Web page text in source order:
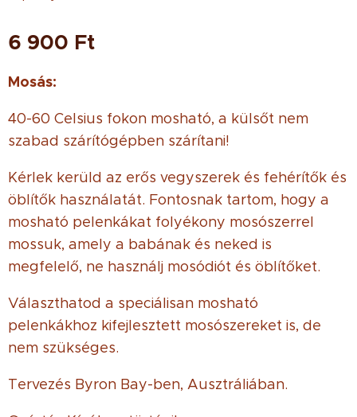
6 900 Ft
Mosás:
40-60 Celsius fokon mosható, a külsőt nem
szabad szárítógépben szárítani!
Kérlek kerüld az erős vegyszerek és fehérítők és
öblítők használatát. Fontosnak tartom, hogy a
mosható pelenkákat folyékony mosószerrel
mossuk, amely a babának és neked is
megfelelő, ne használj mosódiót és öblítőket.
Választhatod a speciálisan mosható
pelenkákhoz kifejlesztett mosószereket is, de
nem szükséges.
Tervezés Byron Bay-ben, Ausztráliában.